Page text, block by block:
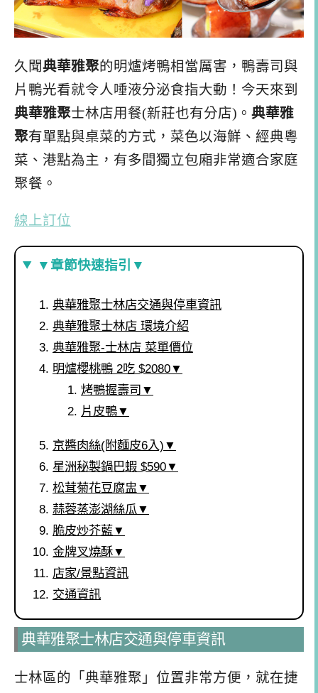
久聞典華雅聚的明爐烤鴨相當厲害，鴨壽司與
片鴨光看就令人唾液分泌食指大動！今天來到
典華雅聚士林店用餐(新莊也有分店)。 典華雅
聚有單點與桌菜的方式，菜色以海鮮、經典粵
菜、港點為主，有多間獨立包廂非常適合家庭
聚餐。
線上訂位
▼章節快速指引▼
典華雅聚士林店交通與停車資訊
典華雅聚士林店 環境介紹
典華雅聚-士林店 菜單價位
明爐櫻桃鴨 2吃 $2080▼
烤鴨握壽司▼
片皮鴨▼
京醬肉絲(附麵皮6入)▼
星洲秘製鍋巴蝦 $590▼
松茸菊花豆腐盅▼
蒜蓉蒸澎湖絲瓜▼
脆皮炒芥藍▼
金牌叉燒酥▼
店家/景點資訊
交通資訊
典華雅聚士林店交通與停車資訊
士林區的「典華雅聚」位置非常方便，就在捷